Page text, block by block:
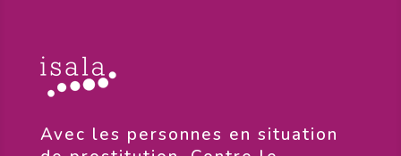
​Avec les personnes en situation